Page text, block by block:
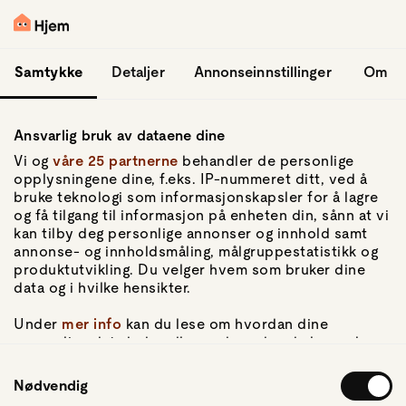
Samtykke Detaljer Annonseinnstillinger Om
Ansvarlig bruk av dataene dine
Vi og våre 25 partnerne behandler de personlige
opplysningene dine, f.eks. IP-nummeret ditt, ved å
bruke teknologi som informasjonskapsler for å lagre
og få tilgang til informasjon på enheten din, sånn at vi
kan tilby deg personlige annonser og innhold samt
annonse- og innholdsmåling, målgruppestatistikk og
produktutvikling. Du velger hvem som bruker dine
data og i hvilke hensikter.
Under mer info kan du lese om hvordan dine
personlige data behandles og hvordan du kan velge
trekke tilbake ditt samtykke fra erklæringen om
informasjonskapsler.
Nødvendig
Gå til forsiden
Om Hjem
Om oss
Kundeservice
Artikler
Personvern